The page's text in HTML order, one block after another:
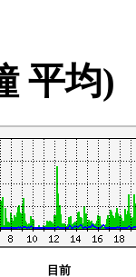
平均)
目前